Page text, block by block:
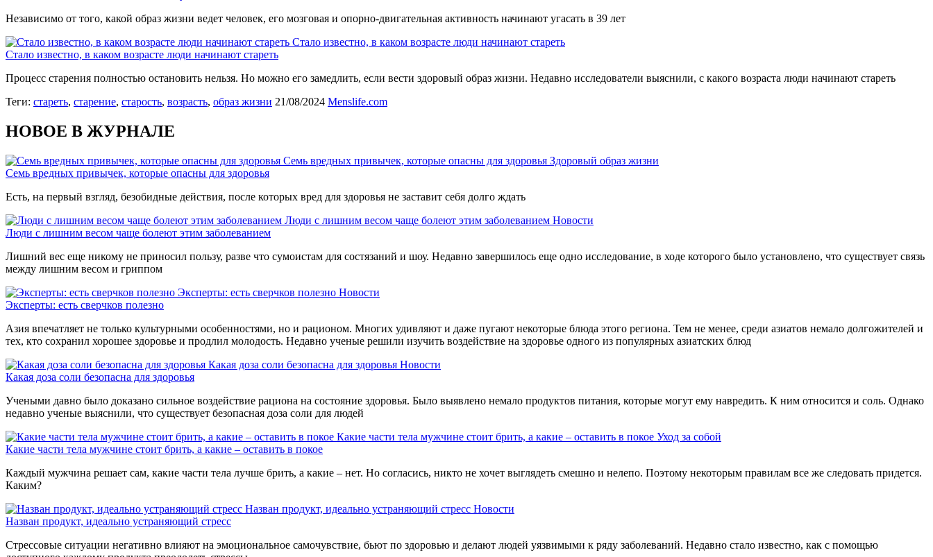
Независимо от того, какой образ жизни ведет человек, его мозговая и опорно-двигательная активность начинают угасать в 39 лет
Стало известно, в каком возрасте люди начинают стареть
Стало известно, в каком возрасте люди начинают стареть
Процесс старения полностью остановить нельзя. Но можно его замедлить, если вести здоровый образ жизни. Недавно исследователи выяснили, с какого возраста люди начинают стареть
Теги: стареть, старение, старость, возрасть, образ жизни 21/08/2024 Menslife.com
НОВОЕ В ЖУРНАЛЕ
Семь вредных привычек, которые опасны для здоровья Здоровый образ жизни
Семь вредных привычек, которые опасны для здоровья
Есть, на первый взгляд, безобидные действия, после которых вред для здоровья не заставит себя долго ждать
Люди с лишним весом чаще болеют этим заболеванием Новости
Люди с лишним весом чаще болеют этим заболеванием
Лишний вес еще никому не приносил пользу, разве что сумоистам для состязаний и шоу. Недавно завершилось еще одно исследование, в ходе которого было установлено, что существует связь
между лишним весом и гриппом
Эксперты: есть сверчков полезно Новости
Эксперты: есть сверчков полезно
Азия впечатляет не только культурными особенностями, но и рационом. Многих удивляют и даже пугают некоторые блюда этого региона. Тем не менее, среди азиатов немало долгожителей и
тех, кто сохранил хорошее здоровье и продлил молодость. Недавно ученые решили изучить воздействие на здоровье одного из популярных азиатских блюд
Какая доза соли безопасна для здоровья Новости
Какая доза соли безопасна для здоровья
Учеными давно было доказано сильное воздействие рациона на состояние здоровья. Было выявлено немало продуктов питания, которые могут ему навредить. К ним относится и соль. Однако
недавно ученые выяснили, что существует безопасная доза соли для людей
Какие части тела мужчине стоит брить, а какие – оставить в покое Уход за собой
Какие части тела мужчине стоит брить, а какие – оставить в покое
Каждый мужчина решает сам, какие части тела лучше брить, а какие – нет. Но согласись, никто не хочет выглядеть смешно и нелепо. Поэтому некоторым правилам все же следовать придется.
Каким?
Назван продукт, идеально устраняющий стресс Новости
Назван продукт, идеально устраняющий стресс
Стрессовые ситуации негативно влияют на эмоциональное самочувствие, бьют по здоровью и делают людей уязвимыми к ряду заболеваний. Недавно стало известно, как с помощью